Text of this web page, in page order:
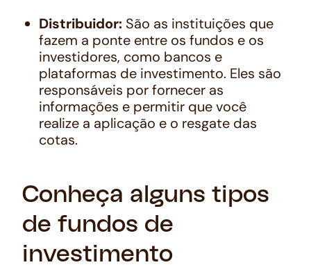
Distribuidor: São as instituições que
fazem a ponte entre os fundos e os
investidores, como bancos e
plataformas de investimento. Eles são
responsáveis por fornecer as
informações e permitir que você
realize a aplicação e o resgate das
cotas.
Conheça alguns tipos
de fundos de
investimento